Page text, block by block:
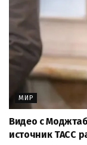
МИР
Видео с
источник ТАСС